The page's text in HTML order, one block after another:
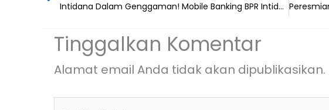
Intidana Dalam Genggaman! Mobile Banking BPR Intidana Sukses Makmur Resmi Diluncurkan
Tinggalkan Komentar
Alamat email Anda tidak akan dipublikasikan.